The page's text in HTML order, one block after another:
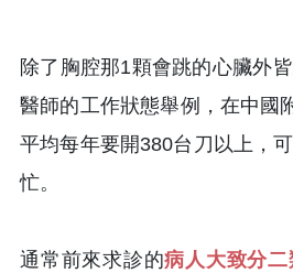
除了胸腔那1顆會跳的心臟外
醫師的工作狀態舉例，在中國
平均每年要開380台刀以上，
忙。
通常前來求診的病人大致分二